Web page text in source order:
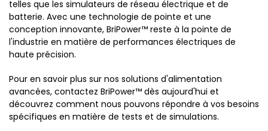
telles que les simulateurs de réseau électrique et de
batterie. Avec une technologie de pointe et une
conception innovante, BriPower™ reste à la pointe de
l'industrie en matière de performances électriques de
haute précision.
Pour en savoir plus sur nos solutions d'alimentation
avancées, contactez BriPower™ dès aujourd'hui et
découvrez comment nous pouvons répondre à vos besoins
spécifiques en matière de tests et de simulations.